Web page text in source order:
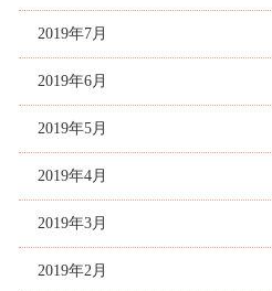
2019年7月
2019年6月
2019年5月
2019年4月
2019年3月
2019年2月